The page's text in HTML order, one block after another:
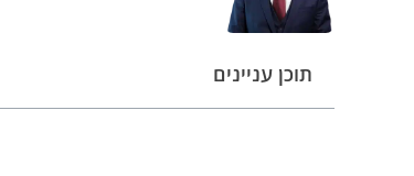
תוכן עניינים